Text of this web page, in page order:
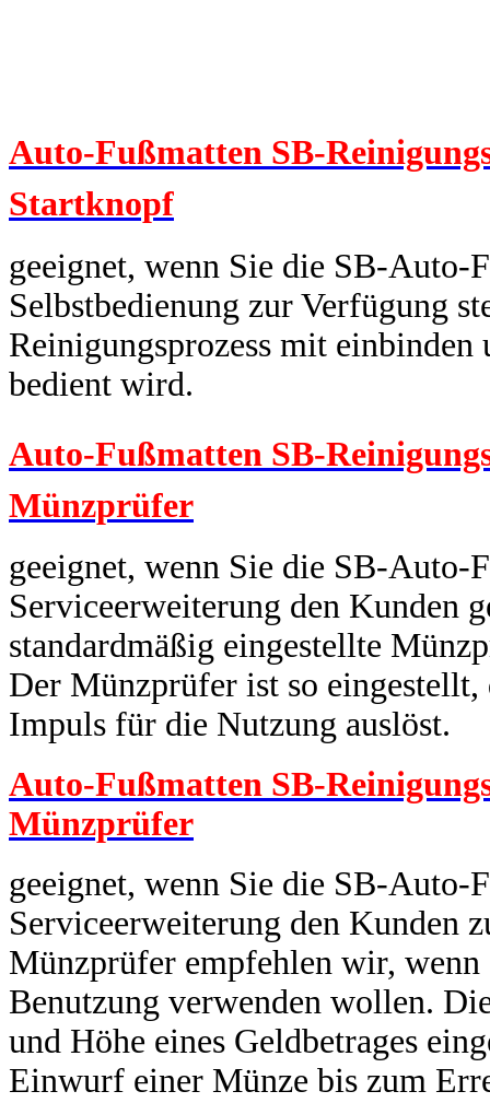
Auto-Fußmatten SB-
Startknopf
geeignet, wenn Sie die SB-Auto-
Selbstbedienung zur Verfügung
Reinigungsprozess mit einbinden
bedient wird.
Auto-Fußmatten SB-
Münzprüfer
geeignet, wenn Sie die SB-Auto-
Serviceerweiterung den Kunden
standardmäßig eingestellte
Der Münzprüfer ist so eingestellt,
Impuls für die Nutzung auslöst.
Auto-Fußmatten SB-
Münzprüfer
geeignet, wenn Sie die SB-Auto-
Serviceerweiterung den Kunden
Münzprüfer empfehlen wir, wenn
Benutzung verwenden wollen.
und Höhe eines Geldbetrages
Einwurf einer Münze bis zum